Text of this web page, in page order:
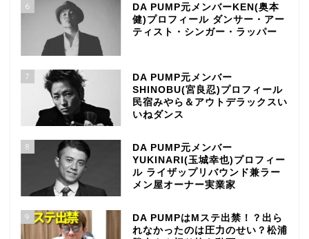
6
DA PUMP元メンバーKEN(奥本
健)プロフィール ダンサー・アー
ティスト・シンガー・ラッパー
7
DA PUMP元メンバー
SHINOBU(宮良忍)プロフィール
民宿みやら＆アウトデラックスい
いねダンス
8
DA PUMP元メンバー
YUKINARI(玉城幸也)プロフィー
ル ライザップリバウンド兼ラー
メン屋オーナー実業家
9
DA PUMPはMステ出禁！？出ら
れなかったのは圧力のせい？松浦